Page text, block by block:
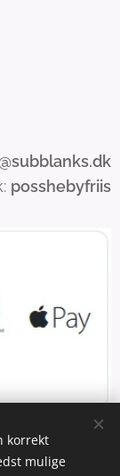
posshebyfriis
korrekt
mulige